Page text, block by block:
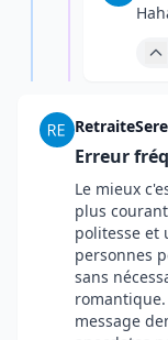
Erreur
Le mieux
plus
politesse et
personnes
sans
message